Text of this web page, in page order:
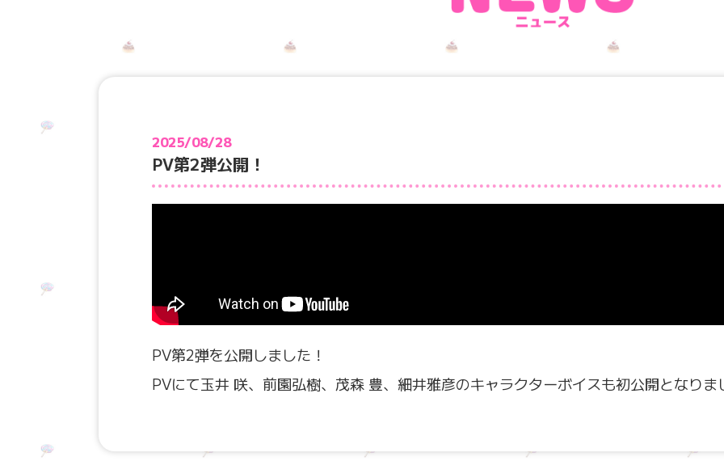
2025/08/28
PV第2弾公開！
PV第2弾を公開しました！
PVにて玉井 咲、前園弘樹、茂森 豊、細井雅彦のキャラクターボイスも初公開となりま